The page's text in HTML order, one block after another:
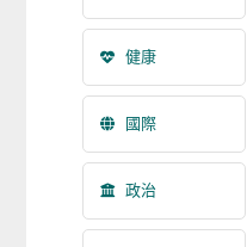
健康
國際
政治